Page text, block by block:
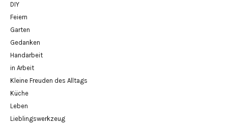
DIY
Feiern
Garten
Gedanken
Handarbeit
in Arbeit
Kleine Freuden des Alltags
Küche
Leben
Lieblingswerkzeug